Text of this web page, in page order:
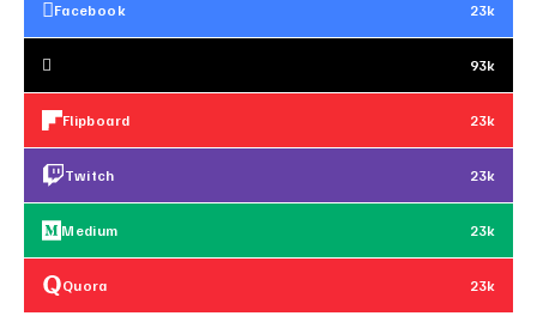
Facebook 23k
93k
Flipboard 23k
Twitch 23k
Medium 23k
Quora 23k